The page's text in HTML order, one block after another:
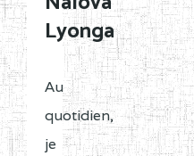
Lyonga
Au
quotidien,
je